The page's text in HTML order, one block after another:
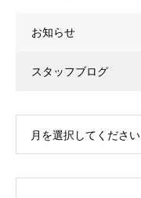
お知らせ
スタッフブログ
月を選択してください